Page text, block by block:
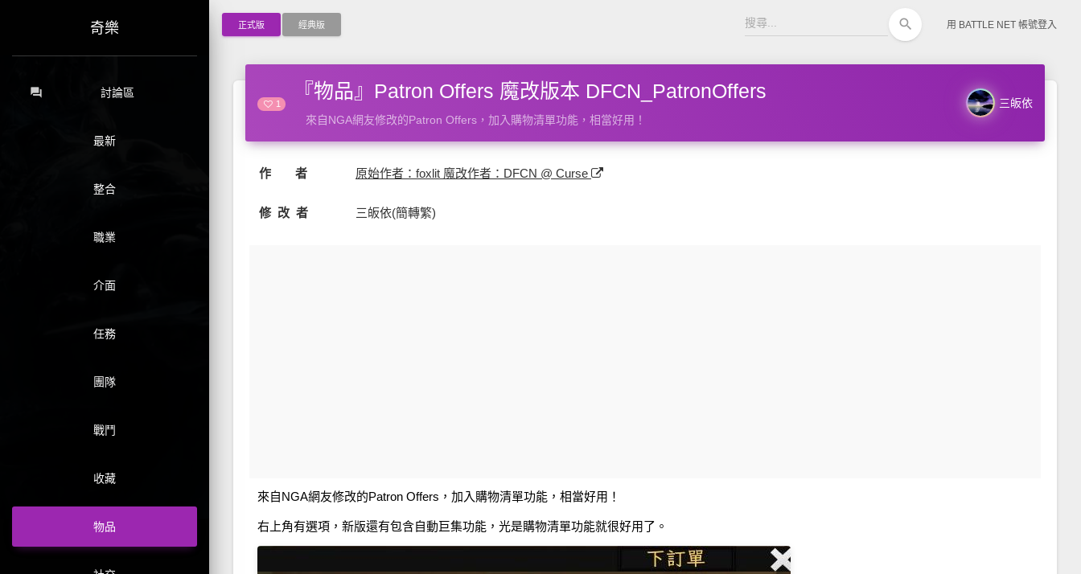
奇樂
forum 討論區
最新
整合
職業
介面
任務
團隊
戰鬥
收藏
物品
正式版 經典版 search 用 BATTLE NET 帳號登入
1
『物品』Patron Offers 魔改版本 DFCN_PatronOffers
來自NGA網友修改的Patron Offers，加入購物清單功能，相當好用！
三皈依
作 者 原始作者：foxlit 魔改作者：DFCN @ Curse
修 改 者 三皈依(簡轉繁)
來自NGA網友修改的Patron Offers，加入購物清單功能，相當好用！
右上角有選項，新版還有包含自動巨集功能，光是購物清單功能就很好用了。